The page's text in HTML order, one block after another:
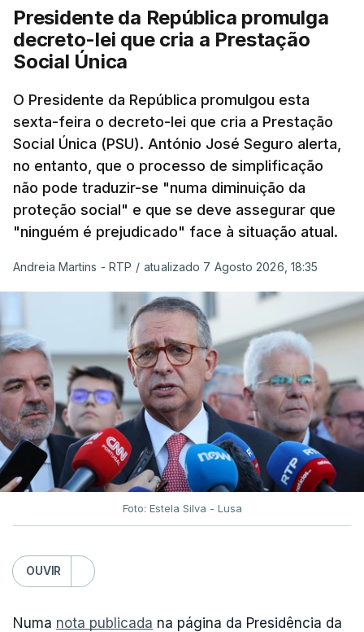
Presidente da República promulga
decreto-lei que cria a Prestação
Social Única
O Presidente da República promulgou esta
sexta-feira o decreto-lei que cria a Prestação
Social Única (PSU). António José Seguro alerta,
no entanto, que o processo de simplificação
não pode traduzir-se "numa diminuição da
proteção social" e que se deve assegurar que
"ninguém é prejudicado" face à situação atual.
Andreia Martins - RTP / atualizado 7 Agosto 2026, 18:35
Foto: Estela Silva - Lusa
OUVIR
Numa nota publicada na página da Presidência da